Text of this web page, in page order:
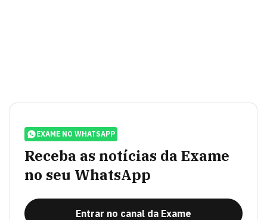
EXAME NO WHATSAPP
Receba as notícias da Exame
no seu WhatsApp
Entrar no canal da Exame